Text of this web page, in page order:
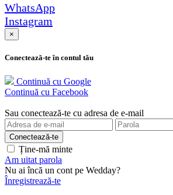
WhatsApp
Instagram
×
Conectează-te în contul tău
Continuă cu Google
Continuă cu Facebook
Sau conectează-te cu adresa de e-mail
Ține-mă minte
Am uitat parola
Nu ai încă un cont pe Wedday?
Înregistrează-te